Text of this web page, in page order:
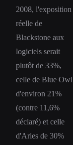
2008, l'exposition
réelle de
Blackstone aux
logiciels serait
plutôt de 33%,
celle de Blue Owl
d'environ 21%
(contre 11,6%
déclaré) et celle
d'Aries de 30%